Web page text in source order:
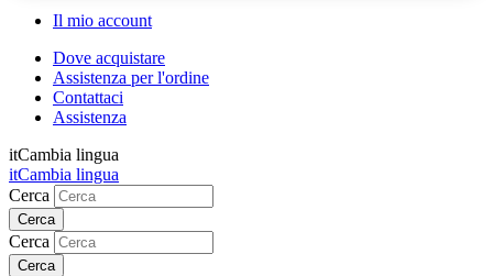
Il mio account
Dove acquistare
Assistenza per l'ordine
Contattaci
Assistenza
itCambia lingua
itCambia lingua
Cerca
Cerca